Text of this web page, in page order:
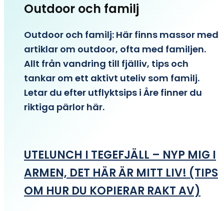
Outdoor och familj
Outdoor och familj: Här finns massor med
artiklar om outdoor, ofta med familjen.
Allt från vandring till fjälliv, tips och
tankar om ett aktivt uteliv som familj.
Letar du efter utflyktsips i Åre finner du
riktiga pärlor här.
UTELUNCH I TEGEFJÄLL – NYP MIG I
ARMEN, DET HÄR ÄR MITT LIV! (TIPS
OM HUR DU KOPIERAR RAKT AV)